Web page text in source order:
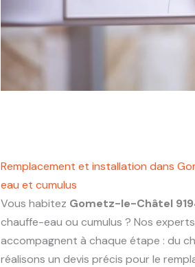
Remplacement et installation dans
eau et cumulus
Vous habitez Gometz-le-Châtel
chauffe-eau ou cumulus ? Nos
accompagnent à chaque étape : du
réalisons un devis précis pour le